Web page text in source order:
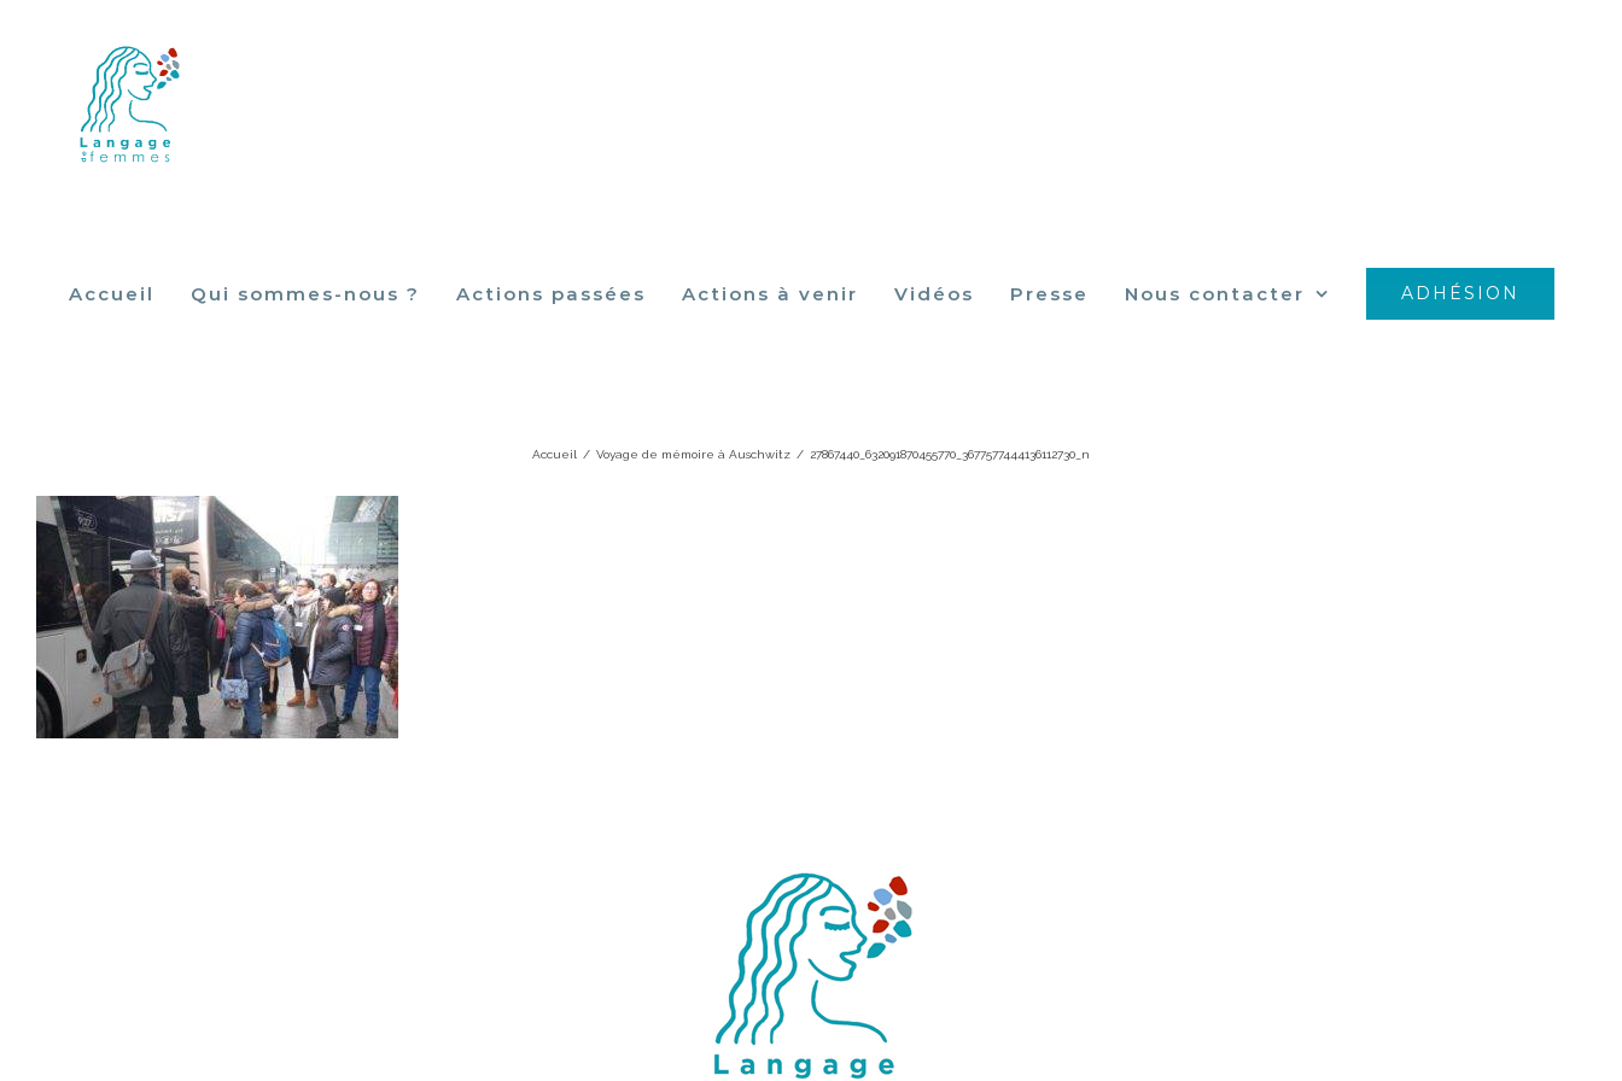
Accueil Qui sommes-nous ? Actions passées Actions à venir Vidéos Presse Nous contacter ADHÉSION
Accueil / Voyage de mémoire à Auschwitz / 27867440_632091870455770_3677577444136112730_n